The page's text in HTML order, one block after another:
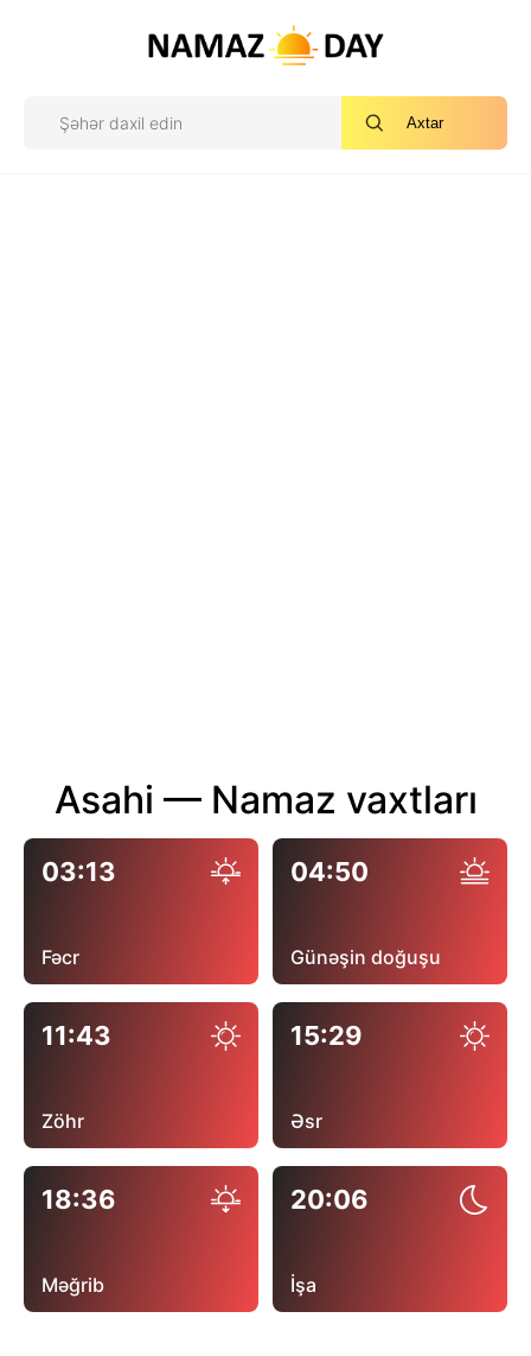
Axtar
Asahi — Namaz vaxtları
03:13
Fəcr
04:50
Günəşin doğuşu
11:43
Zöhr
15:29
Əsr
18:36
Məğrib
20:06
İşa